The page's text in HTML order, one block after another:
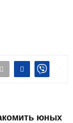
юных